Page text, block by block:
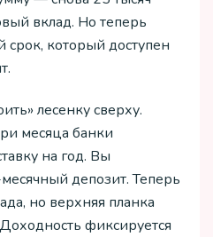
вклад. Но теперь
который доступен
лесенку сверху.
месяца банки
на год. Вы
депозит. Теперь
но верхняя планка
фиксируется